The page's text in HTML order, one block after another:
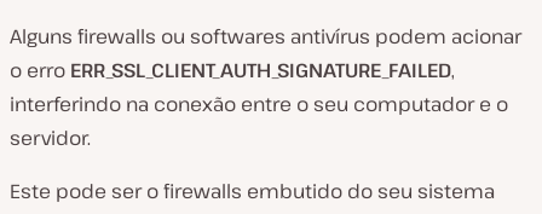
Alguns firewalls ou softwares antivírus podem acionar
o erro ERR_SSL_CLIENT_AUTH_SIGNATURE_FAILED,
interferindo na conexão entre o seu computador e o
servidor.
Este pode ser o firewalls embutido do seu sistema